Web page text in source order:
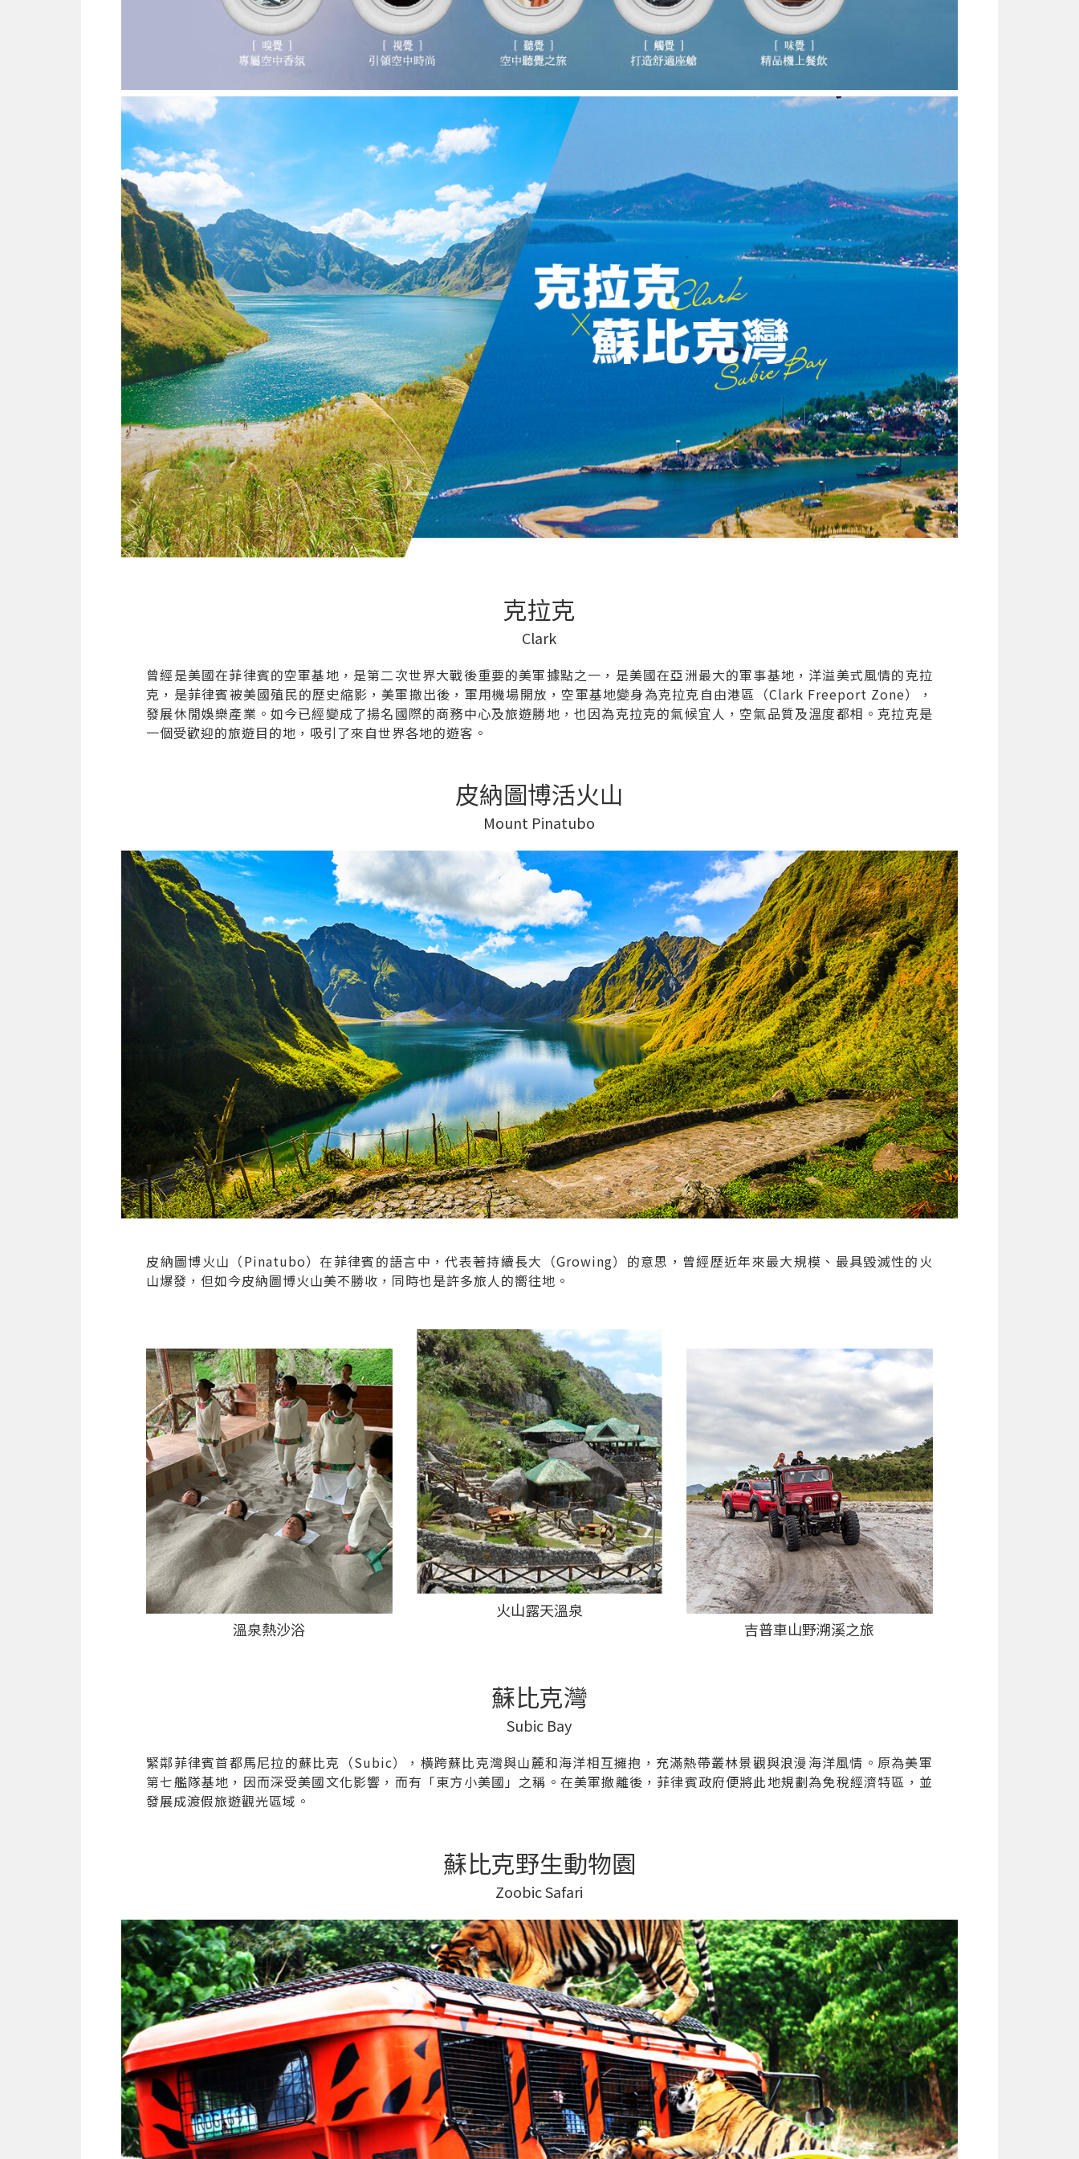
克拉克
Clark
曾經是美國在菲律賓的空軍基地，是第二次世界大戰後重要的美軍據點之一，是美國在亞洲最大的軍事基地，洋溢美式風情的克拉
克，是菲律賓被美國殖民的歷史縮影，美軍撤出後，軍用機場開放，空軍基地變身為克拉克自由港區（Clark Freeport Zone），
發展休閒娛樂產業。如今已經變成了揚名國際的商務中心及旅遊勝地，也因為克拉克的氣候宜人，空氣品質及溫度都相。克拉克是
一個受歡迎的旅遊目的地，吸引了來自世界各地的遊客。
皮納圖博活火山
Mount Pinatubo
皮納圖博火山（Pinatubo）在菲律賓的語言中，代表著持續長大（Growing）的意思，曾經歷近年來最大規模、最具毀滅性的火
山爆發，但如今皮納圖博火山美不勝收，同時也是許多旅人的嚮往地。
溫泉熱沙浴
火山露天溫泉
吉普車山野溯溪之旅
蘇比克灣
Subic Bay
緊鄰菲律賓首都馬尼拉的蘇比克（Subic），橫跨蘇比克灣與山麓和海洋相互擁抱，充滿熱帶叢林景觀與浪漫海洋風情。原為美軍
第七艦隊基地，因而深受美國文化影響，而有「東方小美國」之稱。在美軍撤離後，菲律賓政府便將此地規劃為免稅經濟特區，並
發展成渡假旅遊觀光區域。
蘇比克野生動物園
Zoobic Safari